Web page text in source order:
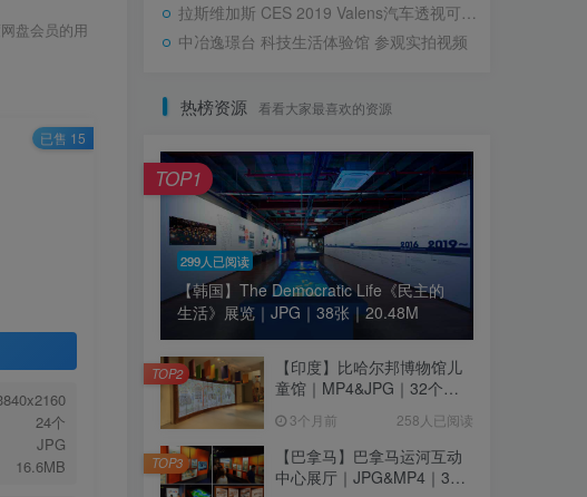
盘会员的用
24个
JPG
16.6MB
已售 15
拉斯维加斯 CES 2019 Valens汽车透视可互动滑轨屏
中冶逸璟台 科技生活体验馆 参观实拍视频
热榜资源 看看大家最喜欢的资源
299人已阅读
【韩国】The Democratic Life《民主的
生活》展览｜JPG｜38张｜20.48M
TOP1
【印度】比哈尔邦博物馆儿
童馆｜MP4&JPG｜32个｜
3个月前 258人已阅读
TOP2
【巴拿马】巴拿马运河互动
中心展厅｜JPG&MP4｜39
TOP3